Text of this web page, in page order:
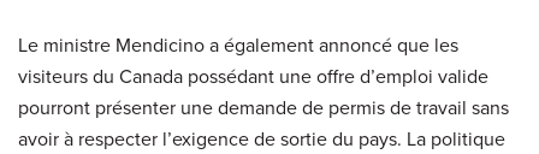
Le ministre Mendicino a également annoncé que les
visiteurs du Canada possédant une offre d’emploi valide
pourront présenter une demande de permis de travail sans
avoir à respecter l’exigence de sortie du pays. La politique